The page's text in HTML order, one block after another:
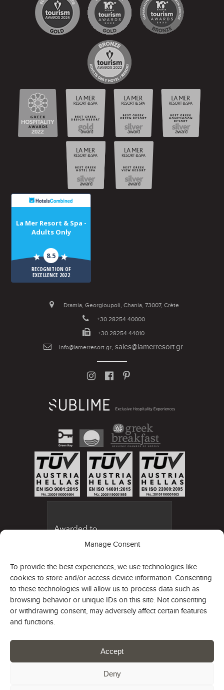
Manage Consent
To provide the best experiences, we use technologies like
cookies to store and/or access device information. Consenting
to these technologies will allow us to process data such as
browsing behavior or unique IDs on this site. Not consenting
or withdrawing consent, may adversely affect certain features
and functions.
Accept
Deny
La Mer Resort & Spa -
Adults Only
8.5
RECOGNITION OF
EXCELLENCE 2022
Dramia, Georgioupoli, Chania, 73007, Crète
+30 28254 40000
+30 28254 44010
info@lamerresort.gr,sales@lamerresort.gr
Bulletin